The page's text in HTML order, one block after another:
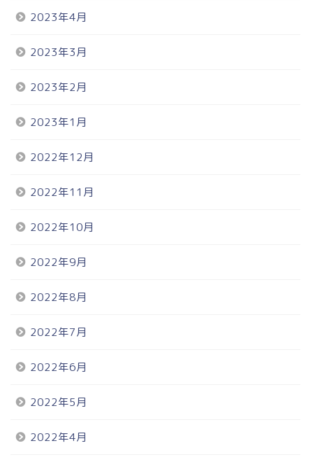
2023年4月
2023年3月
2023年2月
2023年1月
2022年12月
2022年11月
2022年10月
2022年9月
2022年8月
2022年7月
2022年6月
2022年5月
2022年4月